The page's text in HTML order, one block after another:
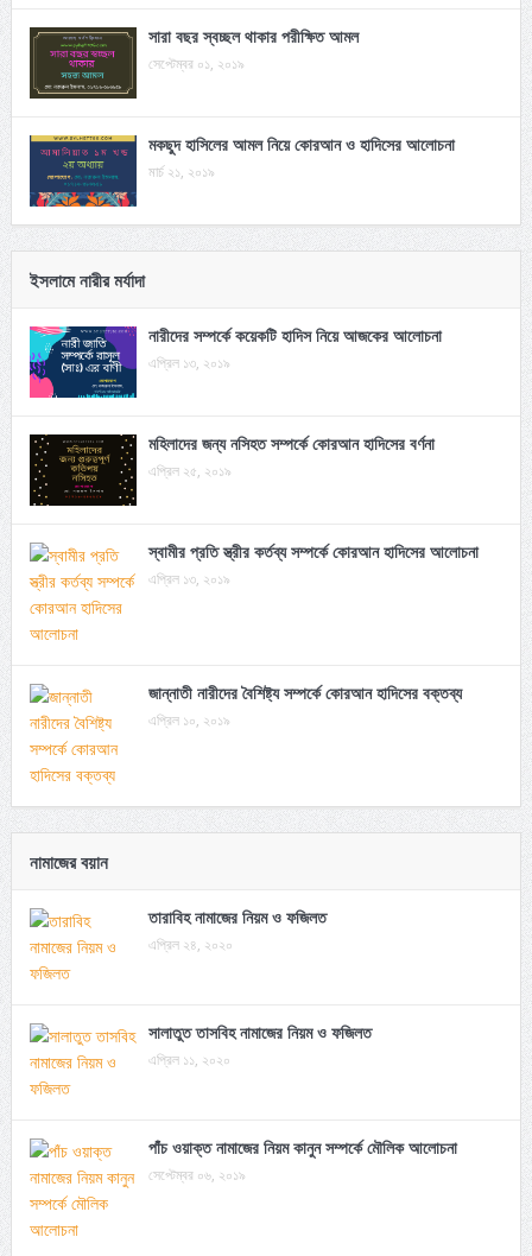
সারা বছর স্বচ্ছল থাকার পরীক্ষিত আমল
সেপ্টেম্বর ০১, ২০১৯
মকছুদ হাসিলের আমল নিয়ে কোরআন ও হাদিসের আলোচনা
মার্চ ২১, ২০১৯
ইসলামে নারীর মর্যাদা
নারীদের সম্পর্কে কয়েকটি হাদিস নিয়ে আজকের আলোচনা
এপ্রিল ১৩, ২০১৯
মহিলাদের জন্য নসিহত সম্পর্কে কোরআন হাদিসের বর্ণনা
এপ্রিল ২৫, ২০১৯
স্বামীর প্রতি স্ত্রীর কর্তব্য সম্পর্কে কোরআন হাদিসের আলোচনা
এপ্রিল ১৩, ২০১৯
জান্নাতী নারীদের বৈশিষ্ট্য সম্পর্কে কোরআন হাদিসের বক্তব্য
এপ্রিল ১০, ২০১৯
নামাজের বয়ান
তারাবিহ নামাজের নিয়ম ও ফজিলত
এপ্রিল ২৪, ২০২০
সালাতুত তাসবিহ নামাজের নিয়ম ও ফজিলত
এপ্রিল ১১, ২০২০
পাঁচ ওয়াক্ত নামাজের নিয়ম কানুন সম্পর্কে মৌলিক আলোচনা
সেপ্টেম্বর ০৬, ২০১৯